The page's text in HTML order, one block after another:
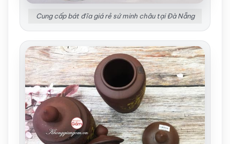
Cung cấp bát đĩa giá rẻ sứ minh châu tại Đà Nẵng